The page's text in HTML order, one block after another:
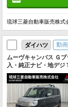
琉球三菱自動車販売株
ダイハツ
動
ムーヴキャンバス Ｇ
入・純正ナビ・地デジ
ワスラ・キャンバスル
援ブレーキ・車線逸脱